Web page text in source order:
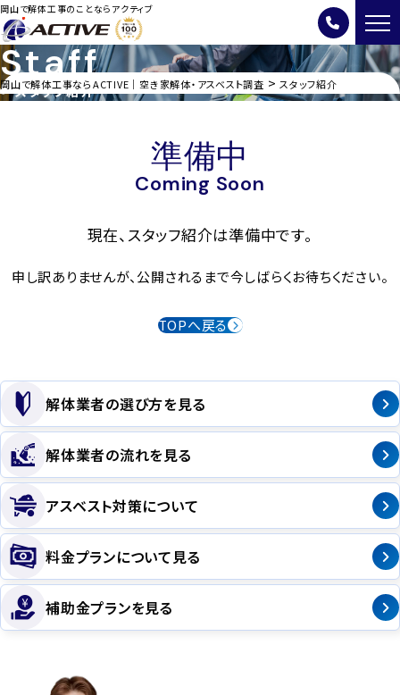
岡山で解体工事のことならアクティブ
Staff
スタッフ紹介
岡山で解体工事ならACTIVE｜空き家解体・アスベスト調査 > スタッフ紹介
準備中
Coming Soon
現在、スタッフ紹介は準備中です。
申し訳ありませんが、公開されるまで今しばらくお待ちください。
TOPへ戻る
解体業者の選び方を見る
解体業者の流れを見る
アスベスト対策について
料金プランについて見る
補助金プランを見る